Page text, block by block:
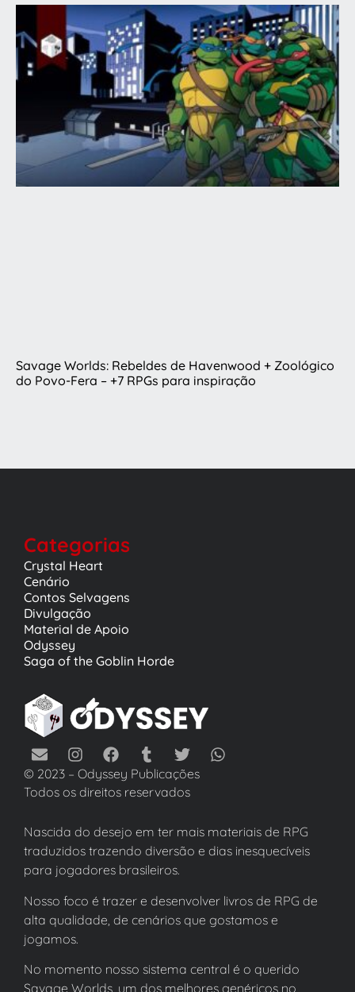
Savage Worlds: Rebeldes de Havenwood + Zoológico
do Povo-Fera – +7 RPGs para inspiração
Categorias
Crystal Heart
Cenário
Contos Selvagens
Divulgação
Material de Apoio
Odyssey
Saga of the Goblin Horde
© 2023 – Odyssey Publicações
Todos os direitos reservados
Nascida do desejo em ter mais materiais de RPG
traduzidos trazendo diversão e dias inesquecíveis
para jogadores brasileiros.
Nosso foco é trazer e desenvolver livros de RPG de
alta qualidade, de cenários que gostamos e
jogamos.
No momento nosso sistema central é o querido
Savage Worlds, um dos melhores genéricos no